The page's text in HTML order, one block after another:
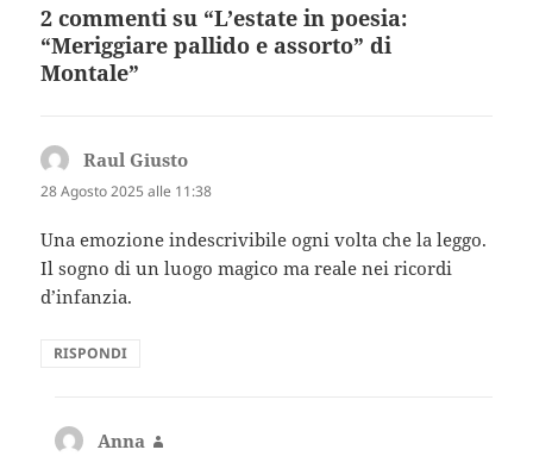
2 commenti su “L’estate in poesia:
“Meriggiare pallido e assorto” di
Montale”
Raul Giusto
detto:
28 Agosto 2025 alle 11:38
Una emozione indescrivibile ogni volta che la leggo.
Il sogno di un luogo magico ma reale nei ricordi
d’infanzia.
RISPONDI
Anna